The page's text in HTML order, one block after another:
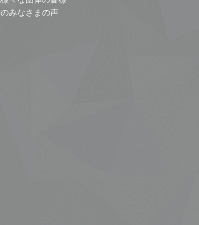
みなさまの声